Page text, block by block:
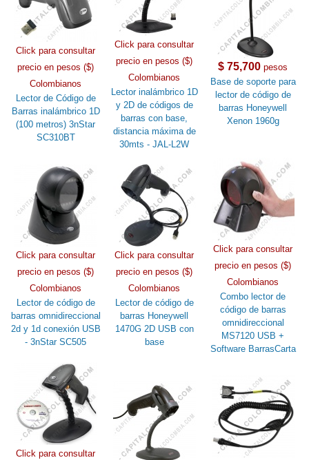
Click para consultar
precio en pesos ($)
Colombianos
Lector de Código de
Barras inalámbrico 1D
(100 metros) 3nStar
SC310BT
Click para consultar
precio en pesos ($)
Colombianos
Lector inalámbrico 1D
y 2D de códigos de
barras con base,
distancia máxima de
30mts - JAL-L2W
$ 75,700 pesos
Base de soporte para
lector de código de
barras Honeywell
Xenon 1960g
Click para consultar
precio en pesos ($)
Colombianos
Lector de código de
barras omnidireccional
2d y 1d conexión USB
- 3nStar SC505
Click para consultar
precio en pesos ($)
Colombianos
Lector de código de
barras Honeywell
1470G 2D USB con
base
Click para consultar
precio en pesos ($)
Colombianos
Combo lector de
código de barras
omnidireccional
MS7120 USB +
Software BarrasCarta
Click para consultar